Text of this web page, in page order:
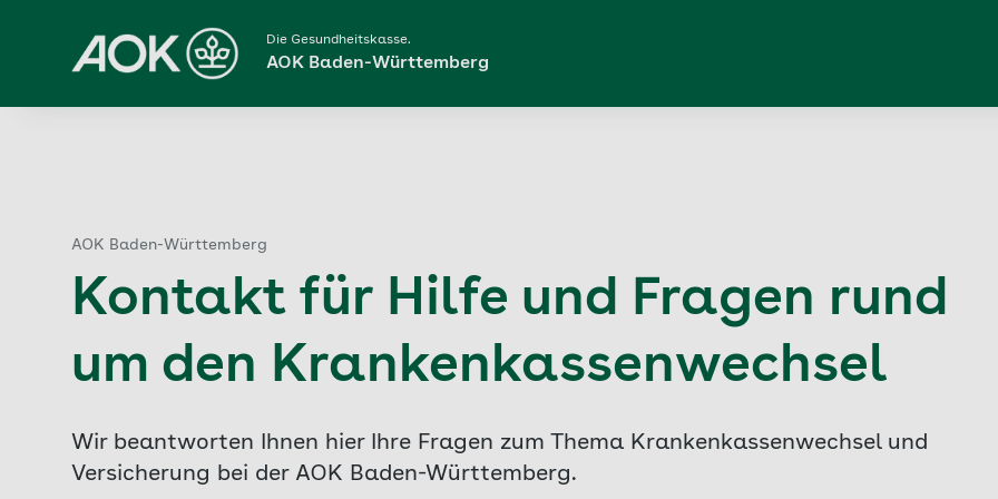
Die Gesundheitskasse.
AOK Baden-Württemberg
AOK Baden-Württemberg
Kontakt für Hilfe und Fragen rund
um den Krankenkassenwechsel
Wir beantworten Ihnen hier Ihre Fragen zum Thema Krankenkassenwechsel und
Versicherung bei der AOK Baden-Württemberg.